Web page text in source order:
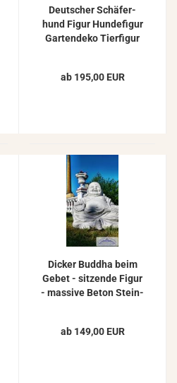
Deut­scher Schä­fer­
hund Figur Hun­de­fi­gur
Gar­ten­de­ko Tier­fi­gur
ab 195,00 EUR
Di­cker Bud­dha beim
Gebet - sit­zen­de Figur
- mas­si­ve Beton Stein­
ab 149,00 EUR